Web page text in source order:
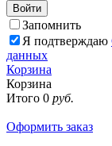
Войти
Запомнить
Я подтверждаю
данных
Корзина
Корзина
Итого 0 руб.
Оформить заказ